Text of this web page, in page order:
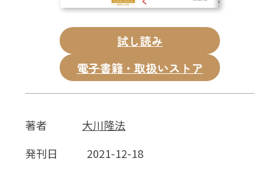
試し読み
電子書籍・取扱いストア
著者
大川隆法
発刊日
2021-12-18